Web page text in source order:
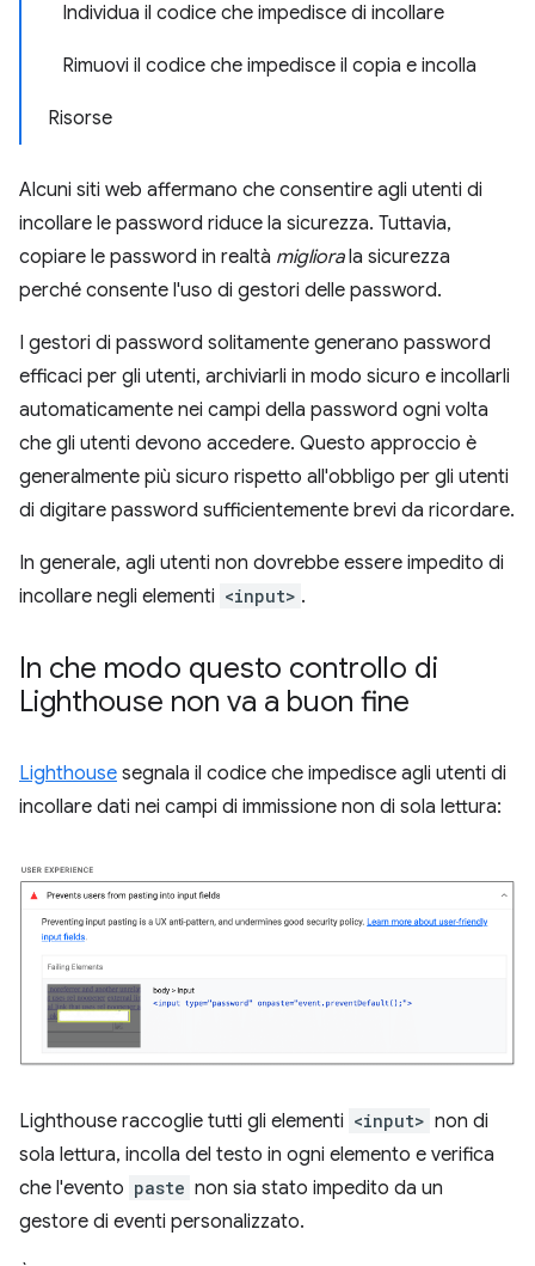
Individua il codice che impedisce di incollare
Rimuovi il codice che impedisce il copia e incolla
Risorse
Alcuni siti web affermano che consentire agli utenti di
incollare le password riduce la sicurezza. Tuttavia,
copiare le password in realtà migliorala sicurezza
perché consente l'uso di gestori delle password.
I gestori di password solitamente generano password
efficaci per gli utenti, archiviarli in modo sicuro e incollarli
automaticamente nei campi della password ogni volta
che gli utenti devono accedere. Questo approccio è
generalmente più sicuro rispetto all'obbligo per gli utenti
di digitare password sufficientemente brevi da ricordare.
In generale, agli utenti non dovrebbe essere impedito di
incollare negli elementi <input> .
In che modo questo controllo di
Lighthouse non va a buon fine
Lighthouse segnala il codice che impedisce agli utenti di
incollare dati nei campi di immissione non di sola lettura:
Lighthouse raccoglie tutti gli elementi <input> non di
sola lettura, incolla del testo in ogni elemento e verifica
che l'evento paste non sia stato impedito da un
gestore di eventi personalizzato.